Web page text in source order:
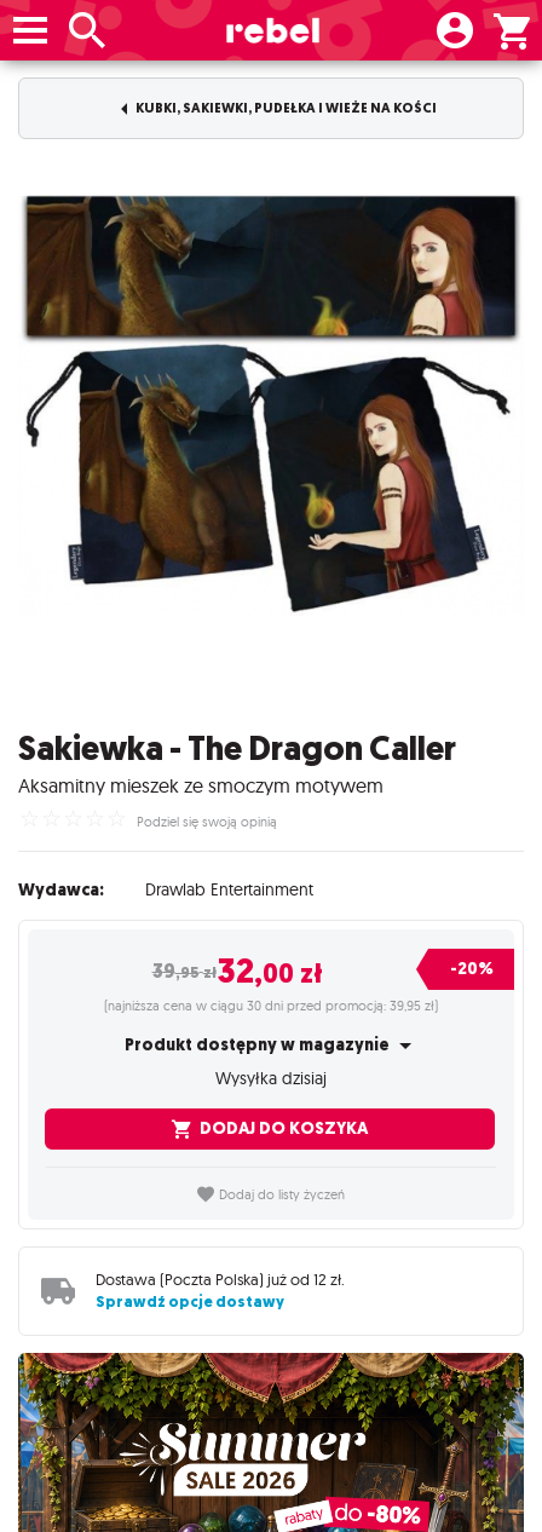
KUBKI, SAKIEWKI, PUDEŁKA I WIEŻE NA KOŚCI
Sakiewka - The Dragon Caller
Aksamitny mieszek ze smoczym motywem
Podziel się swoją opinią
Wydawca: Drawlab Entertainment
39,95zł32,00 zł -20%
(najniższa cena w ciągu 30 dni przed promocją: 39,95 zł)
Produkt dostępny w magazynie
Wysyłka dzisiaj
DODAJ DO KOSZYKA
Dodaj do listy życzeń
Dostawa (Poczta Polska) już od 12 zł.
Sprawdź opcje dostawy